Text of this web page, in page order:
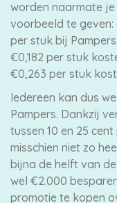
worden naarmate
voorbeeld te geven:
per stuk bij
€0,182 per stuk
€0,263 per stuk
Iedereen kan dus
Pampers. Dankzij
tussen 10 en 25
misschien niet zo
bijna de helft van
wel €2.000
promotie te kopen